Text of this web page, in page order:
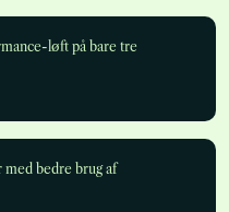
løft på bare tre
bedre brug af